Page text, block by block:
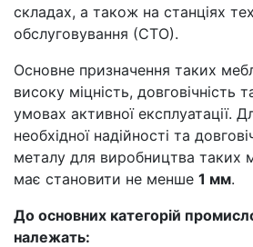
складах, а також на станціях
обслуговування (СТО).
Основне призначення таких
високу міцність, довговічність
умовах активної експлуатації.
необхідної надійності та
металу для виробництва таких
має становити не менше 1 мм.
До основних категорій
належать: